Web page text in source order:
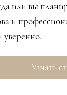
или вы
и
уверенно.
Узнать